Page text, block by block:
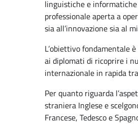
linguistiche e
professionale aperta a
sia all’innovazione sia al
L’obiettivo fondamentale
ai diplomati di ricoprire i
internazionale in rapida
Per quanto riguarda
straniera Inglese e
Francese, Tedesco e